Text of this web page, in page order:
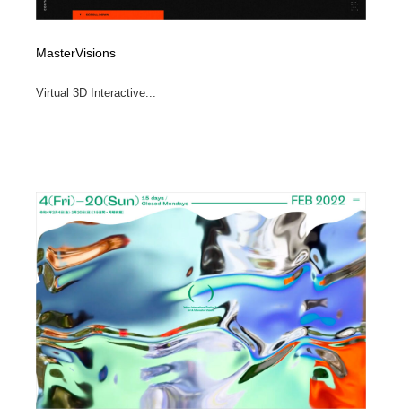
MasterVisions
Virtual 3D Interactive...